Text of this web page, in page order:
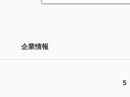
企業情報
5